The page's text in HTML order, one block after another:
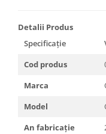
Carlige Porsche
Carlige Renault
Carlige Seat
Carlige Skoda
Carlige SsangYong
Scut motor Volvo C40
Scut motor Volvo V90
Detalii Produs
Specificație
Cod produs
Marca
Model
An fabricație